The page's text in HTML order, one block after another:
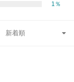
1 ％